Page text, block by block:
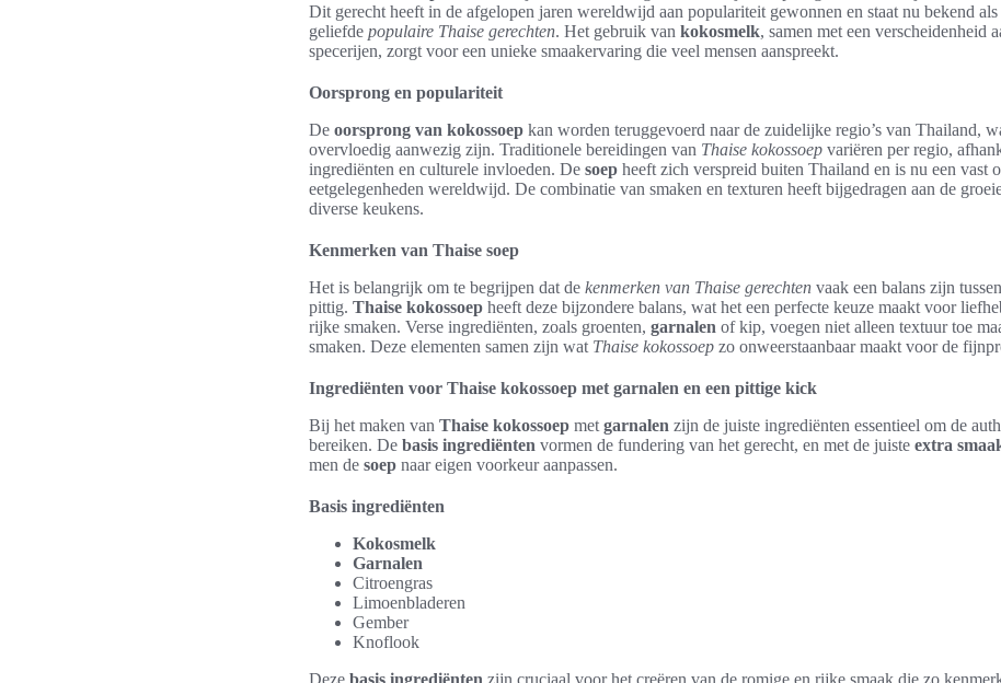
Dit gerecht heeft in de afgelopen jaren wereldwijd aan populariteit gewonnen en staat nu bekend als
geliefde populaire Thaise gerechten. Het gebruik van kokosmelk, samen met een verscheidenheid
specerijen, zorgt voor een unieke smaakervaring die veel mensen aanspreekt.
Oorsprong en populariteit
De oorsprong van kokossoep kan worden teruggevoerd naar de zuidelijke regio’s van Thailand,
overvloedig aanwezig zijn. Traditionele bereidingen van Thaise kokossoep variëren per regio,
ingrediënten en culturele invloeden. De soep heeft zich verspreid buiten Thailand en is nu een vast
eetgelegenheden wereldwijd. De combinatie van smaken en texturen heeft bijgedragen aan de
diverse keukens.
Kenmerken van Thaise soep
Het is belangrijk om te begrijpen dat de kenmerken van Thaise gerechten vaak een balans zijn
pittig. Thaise kokossoep heeft deze bijzondere balans, wat het een perfecte keuze maakt voor
rijke smaken. Verse ingrediënten, zoals groenten, garnalen of kip, voegen niet alleen textuur toe
smaken. Deze elementen samen zijn wat Thaise kokossoep zo onweerstaanbaar maakt voor de
Ingrediënten voor Thaise kokossoep met garnalen en een pittige kick
Bij het maken van Thaise kokossoep met garnalen zijn de juiste ingrediënten essentieel om de
bereiken. De basis ingrediënten vormen de fundering van het gerecht, en met de juiste extra
men de soep naar eigen voorkeur aanpassen.
Basis ingrediënten
Kokosmelk
Garnalen
Citroengras
Limoenbladeren
Gember
Knoflook
Deze basis ingrediënten zijn cruciaal voor het creëren van de romige en rijke smaak die zo